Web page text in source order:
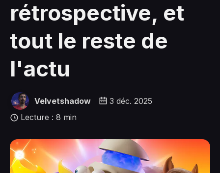
rétrospective, et
tout le reste de
l'actu
Velvetshadow
3 déc. 2025
Lecture : 8 min